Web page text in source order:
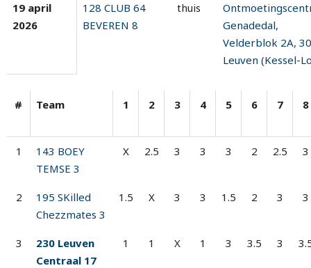
19 april
2026
128 CLUB 64
BEVEREN 8
thuis
Genadedal,
Velderblok 2A,
Leuven (Kessel-
# Team 1 2 3 4 5 6 7 8
1
143 BOEY
TEMSE 3
X 2.5 3 3 3 2 2.5 3
2
195 SKilled
Chezzmates 3
1.5 X 3 3 1.5 2 3 3
3
230 Leuven
Centraal 17
1 1 X 1 3 3.5 3